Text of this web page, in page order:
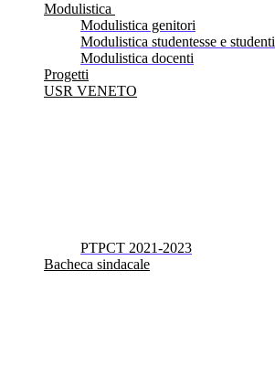
Modulistica
Modulistica genitori
Modulistica studentesse e studenti
Modulistica docenti
Progetti
USR VENETO
PTPCT 2021-2023
Bacheca sindacale